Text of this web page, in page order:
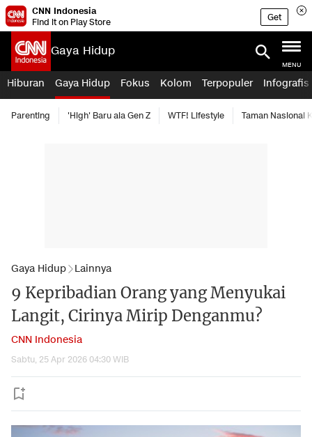
CNN Indonesia
Find it on Play Store
Get
Gaya Hidup
MENU
Hiburan Gaya Hidup Fokus Kolom Terpopuler Infografis
Parenting 'High' Baru ala Gen Z WTF! Lifestyle Taman Nasional
Gaya Hidup Lainnya
9 Kepribadian Orang yang Menyukai
Langit, Cirinya Mirip Denganmu?
CNN Indonesia
Sabtu, 25 Apr 2026 04:30 WIB